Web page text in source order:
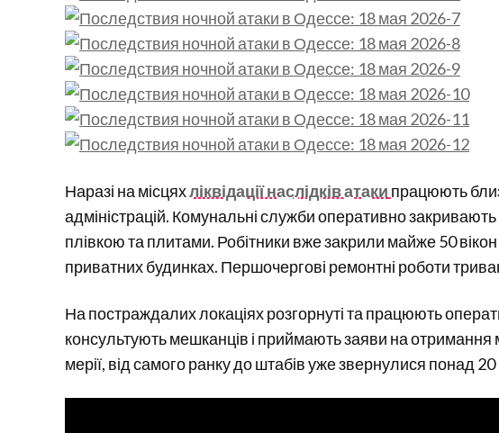
Наразі на місцяхліквідації наслідків атаки працюють
адміністрацій. Комунальні служби оперативно закривають
плівкою та плитами. Робітники вже закрили майже 50 вікон
приватних будинках. Першочергові ремонтні роботи
На постраждалих локаціях розгорнуті та працюють
консультують мешканців і приймають заяви на
мерії, від самого ранку до штабів уже звернулися понад